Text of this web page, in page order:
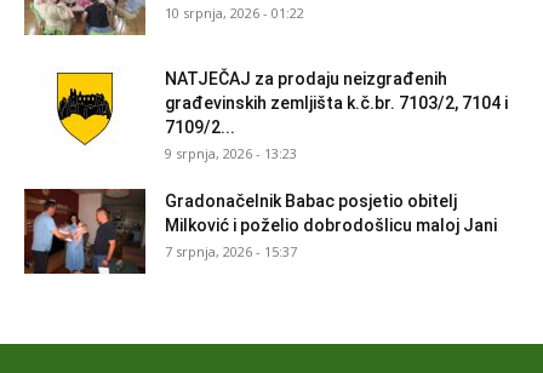
10 srpnja, 2026 - 01:22
NATJEČAJ za prodaju neizgrađenih
građevinskih zemljišta k.č.br. 7103/2, 7104 i
7109/2...
9 srpnja, 2026 - 13:23
Gradonačelnik Babac posjetio obitelj
Milković i poželio dobrodošlicu maloj Jani
7 srpnja, 2026 - 15:37